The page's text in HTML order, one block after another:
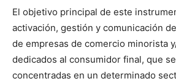
El objetivo principal de este
activación, gestión y comunicación
de empresas de comercio minorista
dedicados al consumidor final, que
concentradas en un determinado